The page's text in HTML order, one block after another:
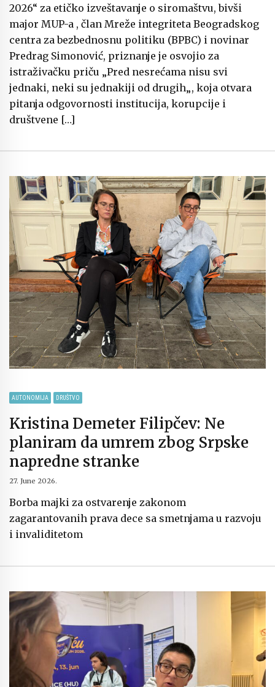
2026“ za etičko izveštavanje o siromaštvu, bivši
major MUP-a , član Mreže integriteta Beogradskog
centra za bezbednosnu politiku (BPBC) i novinar
Predrag Simonović, priznanje je osvojio za
istraživačku priču „Pred nesrećama nisu svi
jednaki, neki su jednakiji od drugih„, koja otvara
pitanja odgovornosti institucija, korupcije i
društvene […]
AUTONOMIJA DRUŠTVO
Kristina Demeter Filipčev: Ne
planiram da umrem zbog Srpske
napredne stranke
27. June 2026.
Borba majki za ostvarenje zakonom
zagarantovanih prava dece sa smetnjama u razvoju
i invaliditetom